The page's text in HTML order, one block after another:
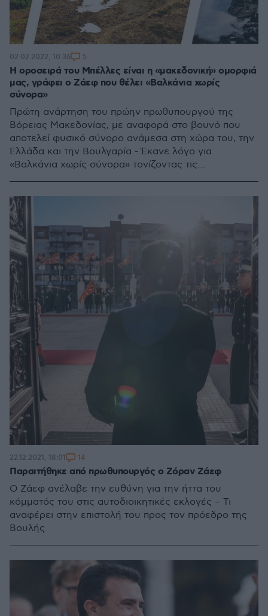
Η οροσειρά του Μπέλλες είναι η «μακεδονική» ομορφιά
μας, γράφει ο Ζάεφ που θέλει «Βαλκάνια χωρίς
σύνορα»
Πρώτη ανάρτηση του πρώην πρωθυπουργού της
Βόρειας Μακεδονίας, με αναφορά στο βουνό που
αποτελεί φυσικό σύνορο ανάμεσα στη χώρα του, την
Ελλάδα και την Βουλγαρία - Έκανε λόγο για
«Βαλκάνια χωρίς σύνορα» τονίζοντας τις
02.02.2022, 10:36 5
Παραιτήθηκε από πρωθυπουργός ο Ζόραν Ζάεφ
Ο Ζάεφ ανέλαβε την ευθύνη για την ήττα του
κόμματός του στις αυτοδιοικητικές εκλογές – Τι
αναφέρει στην επιστολή του προς τον πρόεδρο της
Βουλής
22.12.2021, 18:01 14